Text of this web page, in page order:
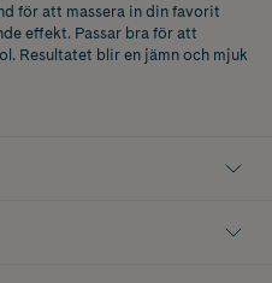
för att massera in din favorit
effekt. Passar bra för att
Resultatet blir en jämn och mjuk